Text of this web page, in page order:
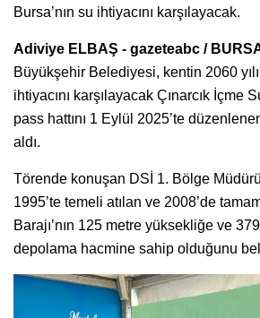
Bursa’nın su ihtiyacını karşılayacak.
Adiviye ELBAŞ - gazeteabc /
Büyükşehir Belediyesi, kentin 2060
ihtiyacını karşılayacak Çınarcık İçme
pass hattını 1 Eylül 2025’te
aldı.
Törende konuşan DSİ 1. Bölge
1995’te temeli atılan ve 2008’de
Barajı’nın 125 metre yüksekliğe ve
depolama hacmine sahip olduğunu